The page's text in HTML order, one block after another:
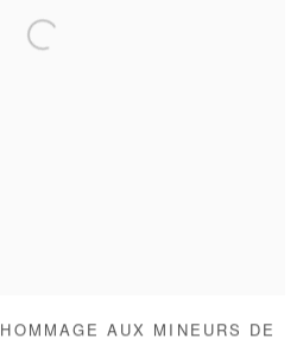
HOMMAGE AUX MINEURS DE